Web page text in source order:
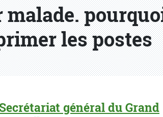
les postes
Secrétariat général du Grand